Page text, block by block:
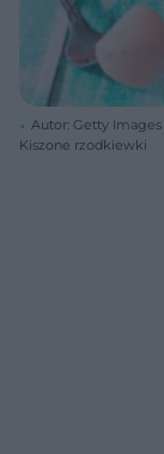
Autor: Getty Images
Kiszone rzodkiewki